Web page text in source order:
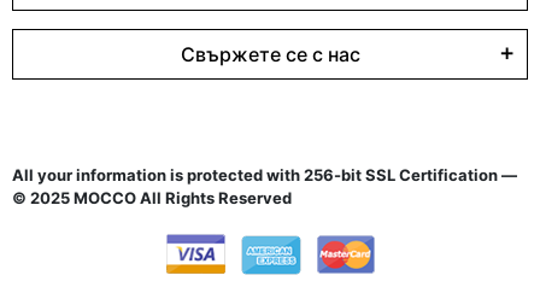
Свържете се с нас
All your information is protected with 256-bit SSL Certification —
© 2025 MOCCO All Rights Reserved